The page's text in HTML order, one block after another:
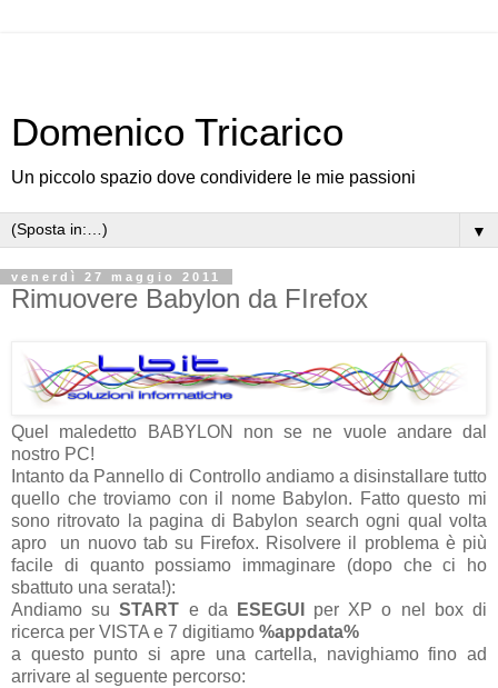
Domenico Tricarico
Un piccolo spazio dove condividere le mie passioni
▼
venerdì 27 maggio 2011
Rimuovere Babylon da FIrefox
Quel maledetto BABYLON non se ne vuole andare dal
nostro PC!
Intanto da Pannello di Controllo andiamo a disinstallare tutto
quello che troviamo con il nome Babylon. Fatto questo mi
sono ritrovato la pagina di Babylon search ogni qual volta
apro un nuovo tab su Firefox. Risolvere il problema è più
facile di quanto possiamo immaginare (dopo che ci ho
sbattuto una serata!):
Andiamo suSTART e da ESEGUI
per XP o nel box di
ricerca per VISTA e 7 digitiamo %appdata%
a questo punto si apre una cartella, navighiamo fino ad
arrivare al seguente percorso: